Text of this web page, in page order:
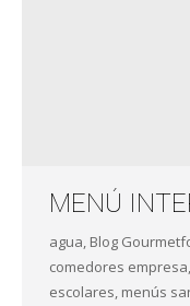
MENÚ
agua, Blog
comedores empresa,
escolares, menús